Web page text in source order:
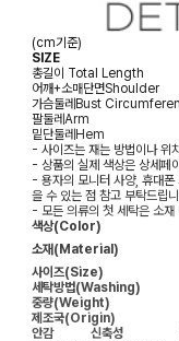
(cm기준)
SIZE
총길이 Total Length
어깨+소매단면Shoulder
가슴둘레Bust
팔둘레Arm
밑단둘레Hem
- 사이즈는 재는 방법이나 위
- 상품의 실제 색상은 상세페
- 용자의 모니터 사양, 휴대폰
을 수 있는 점 참고 부탁드립
- 모든 의류의 첫 세탁은 소재
색상(Color)
소재(Material)
사이즈(Size)
세탁방법(Washing)
중량(Weight)
제조국(Origin)
안감
신축성